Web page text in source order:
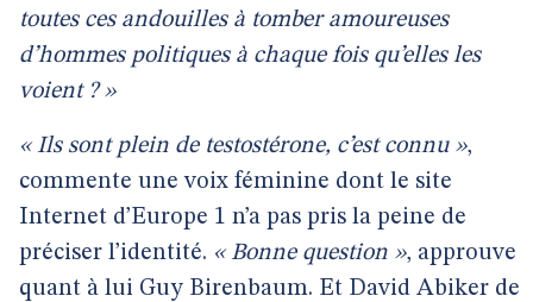
toutes ces andouilles à tomber amoureuses
d’hommes politiques à chaque fois qu’elles les
voient ? »
« Ils sont plein de testostérone, c’est connu »,
commente une voix féminine dont le site
Internet d’Europe 1 n’a pas pris la peine de
préciser l’identité. « Bonne question », approuve
quant à lui Guy Birenbaum. Et David Abiker de